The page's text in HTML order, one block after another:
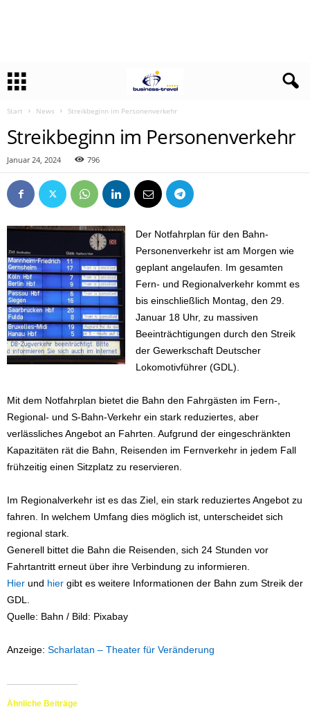
Start News Streikbeginn im Personenverkehr
Streikbeginn im Personenverkehr
Januar 24, 2024 796
Der Notfahrplan für den Bahn-
Personenverkehr ist am Morgen wie
geplant angelaufen. Im gesamten
Fern- und Regionalverkehr kommt es
bis einschließlich Montag, den 29.
Januar 18 Uhr, zu massiven
Beeinträchtigungen durch den Streik
der Gewerkschaft Deutscher
Lokomotivführer (GDL).
Mit dem Notfahrplan bietet die Bahn den Fahrgästen im Fern-,
Regional- und S-Bahn-Verkehr ein stark reduziertes, aber
verlässliches Angebot an Fahrten. Aufgrund der eingeschränkten
Kapazitäten rät die Bahn, Reisenden im Fernverkehr in jedem Fall
frühzeitig einen Sitzplatz zu reservieren.
Im Regionalverkehr ist es das Ziel, ein stark reduziertes Angebot zu
fahren. In welchem Umfang dies möglich ist, unterscheidet sich
regional stark.
Generell bittet die Bahn die Reisenden, sich 24 Stunden vor
Fahrtantritt erneut über ihre Verbindung zu informieren.
Hier und hier gibt es weitere Informationen der Bahn zum Streik der
GDL.
Quelle: Bahn / Bild: Pixabay
Anzeige: Scharlatan – Theater für Veränderung
Ähnliche Beiträge